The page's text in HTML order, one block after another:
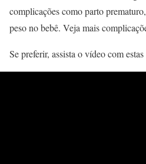
complicações como parto
peso no bebê. Veja mais
Se preferir, assista o vídeo com